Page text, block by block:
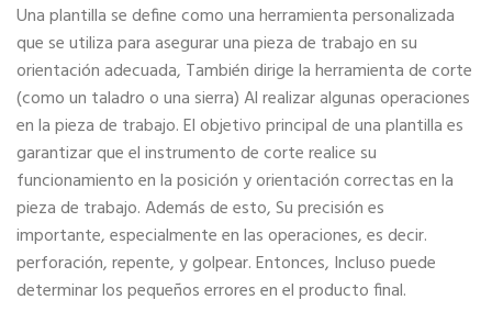
Una plantilla se define como una herramienta personalizada
que se utiliza para asegurar una pieza de trabajo en su
orientación adecuada, También dirige la herramienta de corte
(como un taladro o una sierra) Al realizar algunas operaciones
en la pieza de trabajo. El objetivo principal de una plantilla es
garantizar que el instrumento de corte realice su
funcionamiento en la posición y orientación correctas en la
pieza de trabajo. Además de esto, Su precisión es
importante, especialmente en las operaciones, es decir.
perforación, repente, y golpear. Entonces, Incluso puede
determinar los pequeños errores en el producto final.